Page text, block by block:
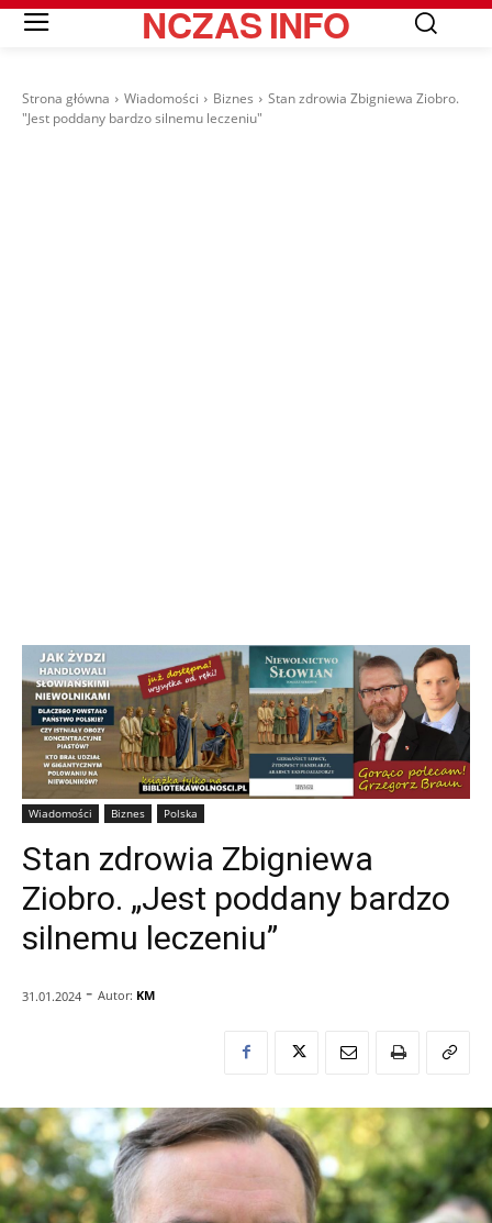
NCZASINFO
Strona główna Wiadomości Biznes
Stan zdrowia Zbigniewa Ziobro.
"Jest poddany bardzo silnemu leczeniu"
Wiadomości Biznes Polska
Stan zdrowia Zbigniewa
Ziobro. „Jest poddany bardzo
silnemu leczeniu”
31.01.2024 - Autor: KM